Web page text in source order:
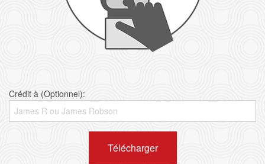
Crédit à (Optionnel):
Télécharger